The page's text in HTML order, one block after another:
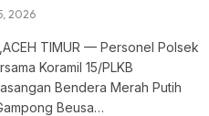
2026
TIMUR — Personel Polsek
Koramil 15/PLKB
Bendera Merah Putih
Beusa…